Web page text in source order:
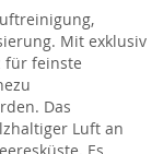
Mit exklusiv
für feinste
Das
Luft an